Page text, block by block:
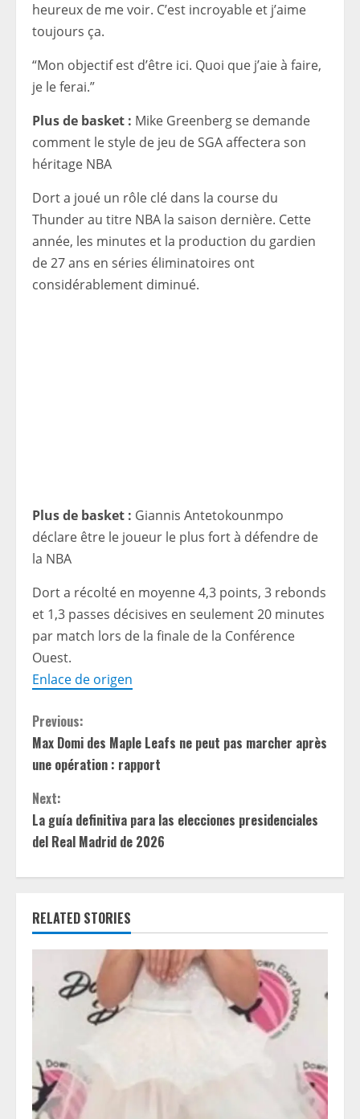
heureux de me voir. C’est incroyable et j’aime
toujours ça.
“Mon objectif est d’être ici. Quoi que j’aie à faire,
je le ferai.”
Plus de basket : Mike Greenberg se demande
comment le style de jeu de SGA affectera son
héritage NBA
Dort a joué un rôle clé dans la course du
Thunder au titre NBA la saison dernière. Cette
année, les minutes et la production du gardien
de 27 ans en séries éliminatoires ont
considérablement diminué.
Plus de basket : Giannis Antetokounmpo
déclare être le joueur le plus fort à défendre de
la NBA
Dort a récolté en moyenne 4,3 points, 3 rebonds
et 1,3 passes décisives en seulement 20 minutes
par match lors de la finale de la Conférence
Ouest.
Enlace de origen
C
o
n
t
u
R
a
d
Previous:
Max Domi des Maple Leafs ne peut pas marcher après
une opération : rapport
Next:
La guía definitiva para las elecciones presidenciales
del Real Madrid de 2026
RELATED STORIES